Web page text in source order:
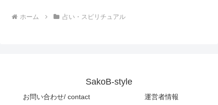
ホーム 占い・スピリチュアル
SakoB-style
お問い合わせ/ contact 運営者情報